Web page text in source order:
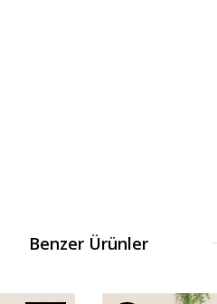
Benzer Ürünler